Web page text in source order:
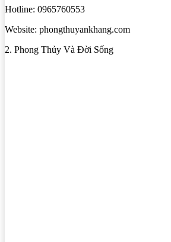
Hotline: 0965760553
Website: phongthuyankhang.com
2. Phong Thủy Và Đời Sống